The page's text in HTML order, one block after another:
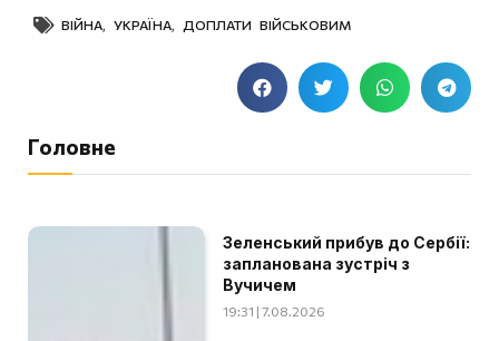
ВІЙНА, УКРАЇНА, ДОПЛАТИ ВІЙСЬКОВИМ
Головне
Зеленський прибув до Сербії:
запланована зустріч з
Вучичем
19:31 | 7.08.2026